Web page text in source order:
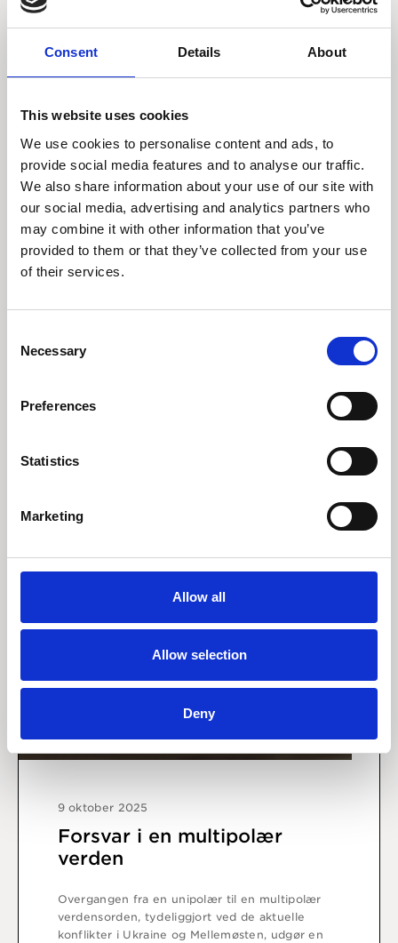
Consent Details About
This website uses cookies
We use cookies to personalise content and ads, to
provide social media features and to analyse our traffic.
We also share information about your use of our site with
our social media, advertising and analytics partners who
may combine it with other information that you’ve
provided to them or that they’ve collected from your use
of their services.
Selection
Necessary
Preferences
Statistics
Marketing
Allow all
Allow selection
Deny
4 november 2025
Midlertidige udfordringer
slører Indiens langsigtede
potentiale
I 2025 har lavere offentlige udgifter, stram
likviditet og geopolitisk uro midlertidigt dæmpet
væksten i Indien. Men regeringen har iværksat
9 oktober 2025
Forsvar i en multipolær
verden
Overgangen fra en unipolær til en multipolær
verdensorden, tydeliggjort ved de aktuelle
konflikter i Ukraine og Mellemøsten, udgør en